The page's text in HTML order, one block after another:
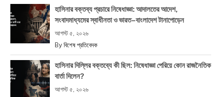
হাসিনার বক্তব্য প্রচারে নিষেধাজ্ঞা: আদালতের আদেশ,
সংবাদমাধ্যমের স্বাধীনতা ও ভারত–বাংলাদেশ টানাপোড়েন
আগস্ট ৫, ২০২৬
By বিশেষ প্রতিবেদক
হাসিনার দিল্লির বক্তব্যে কী ছিল: নিষেধাজ্ঞা পেরিয়ে কোন রাজনৈতিক
বার্তা দিলেন?
আগস্ট ৫, ২০২৬